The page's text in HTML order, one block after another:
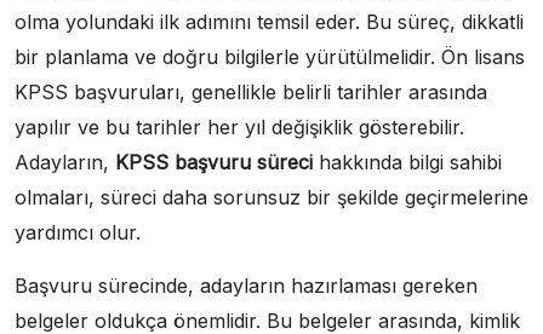
olma yolundaki ilk adımını temsil eder. Bu süreç, dikkatli
bir planlama ve doğru bilgilerle yürütülmelidir. Ön lisans
KPSS başvuruları, genellikle belirli tarihler arasında
yapılır ve bu tarihler her yıl değişiklik gösterebilir.
Adayların, KPSS başvuru süreci hakkında bilgi sahibi
olmaları, süreci daha sorunsuz bir şekilde geçirmelerine
yardımcı olur.
Başvuru sürecinde, adayların hazırlaması gereken
belgeler oldukça önemlidir. Bu belgeler arasında, kimlik